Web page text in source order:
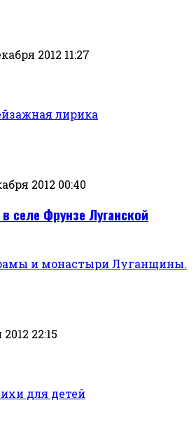
2012 11:27
лирика
2012 00:40
селе Фрунзе Луганской
и монастыри Луганщины.
22:15
для детей